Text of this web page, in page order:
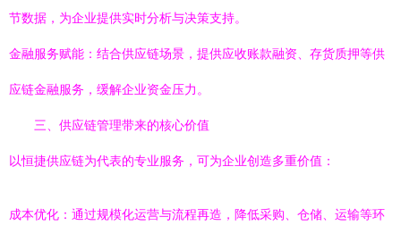
节数据，为企业提供实时分析与决策支持。
金融服务赋能：结合供应链场景，提供应收账款融资、存货质押等供
应链金融服务，缓解企业资金压力。
三、供应链管理带来的核心价值
以恒捷供应链为代表的专业服务，可为企业创造多重价值：
成本优化：通过规模化运营与流程再造，降低采购、仓储、运输等环